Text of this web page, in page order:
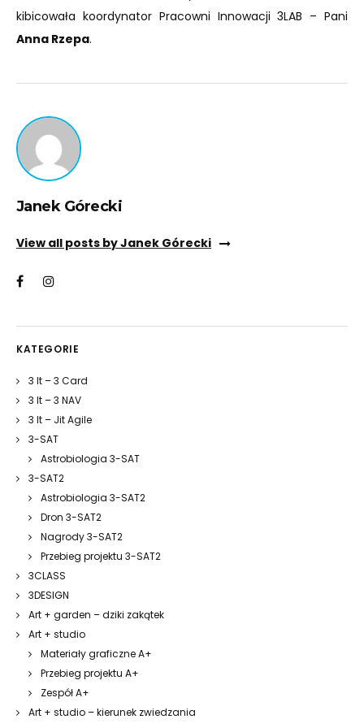
kibicowała koordynator Pracowni Innowacji 3LAB – Pani
Anna Rzepa.
Janek Górecki
View all posts by Janek Górecki
KATEGORIE
3 It – 3 Card
3 It – 3 NAV
3 It – Jit Agile
3-SAT
Astrobiologia 3-SAT
3-SAT2
Astrobiologia 3-SAT2
Dron 3-SAT2
Nagrody 3-SAT2
Przebieg projektu 3-SAT2
3CLASS
3DESIGN
Art + garden – dziki zakątek
Art + studio
Materiały graficzne A+
Przebieg projektu A+
Zespół A+
Art + studio – kierunek zwiedzania